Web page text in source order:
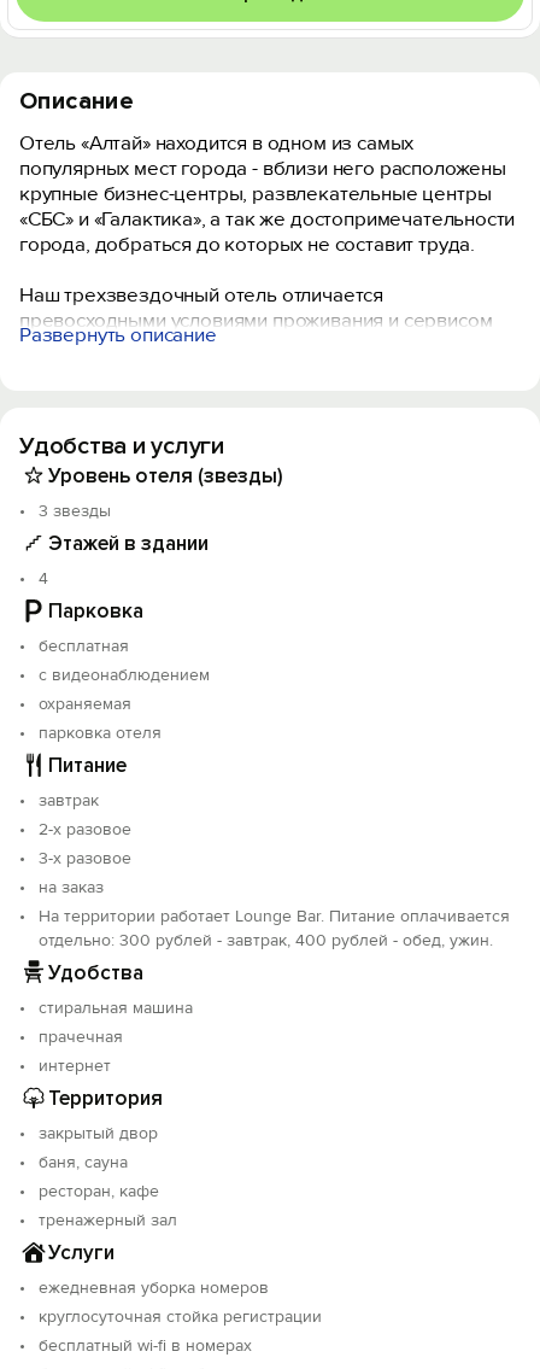
Описание
Отель «Алтай» находится в одном из самых
популярных мест города - вблизи него расположены
крупные бизнес-центры, развлекательные центры
«СБС» и «Галактика», а так же достопримечательности
города, добраться до которых не составит труда.
Наш трехзвездочный отель отличается
превосходными условиями проживания и сервисом
европейского уровня, ведь радость и комфорт наших
посетителя.
располагает уютными и просторными современными
номерами, оформленными в классическом
выдержанном стиле с элегантной мебелью из дерева.
В номерах гостей ждет бесплатный Wi-Fi, сейф,
телевизор с ЖК-экраном и спутниковыми каналами,
холодильник. Ванные комнаты располагают душем,
феном и бесплатными туалетно-косметическими
принадлежностями.
Объект прошёл классификацию. Номер реестровой
записи: С232024002307.
Развернуть описание
Удобства и услуги
Уровень отеля (звезды)
3 звезды
Этажей в здании
4
Парковка
бесплатная
с видеонаблюдением
охраняемая
парковка отеля
Питание
завтрак
2-х разовое
3-х разовое
на заказ
На территории работает Lounge Bar. Питание оплачивается
отдельно: 300 рублей - завтрак, 400 рублей - обед, ужин.
Удобства
стиральная машина
прачечная
интернет
Территория
закрытый двор
баня, сауна
ресторан, кафе
тренажерный зал
Услуги
ежедневная уборка номеров
круглосуточная стойка регистрации
бесплатный wi-fi в номерах